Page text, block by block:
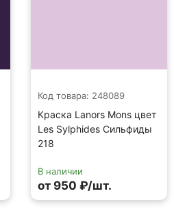
Код товара: 248089
Краска Lanors Mons цвет
Les Sylphides Сильфиды
218
В наличии
от 950 ₽/шт.